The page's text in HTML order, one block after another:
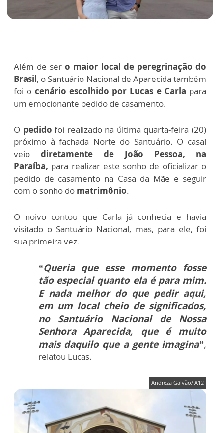
Além de ser o maior local de peregrinação do
Brasil, o Santuário Nacional de Aparecida também
foi o cenário escolhido por Lucas e Carla para
um emocionante pedido de casamento.
O pedidofoi realizado na última quarta-feira (20)
próximo à fachada Norte do Santuário. O casal
veio diretamente de João Pessoa, na
Paraíba, para realizar este sonho de oficializar o
pedido de casamento na Casa da Mãe e seguir
com o sonho do matrimônio.
O noivo contou que Carla já conhecia e havia
visitado o Santuário Nacional, mas, para ele, foi
sua primeira vez.
“Queria que esse momento fosse
tão especial quanto ela é para mim.
E nada melhor do que pedir aqui,
em um local cheio de significados,
no Santuário Nacional de Nossa
Senhora Aparecida, que é muito
mais daquilo que a gente imagina”,
relatou Lucas.
Andreza Galvão/ A12